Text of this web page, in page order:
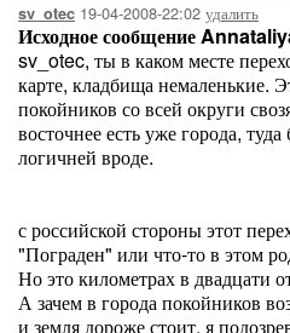
sv_otec 19-04-2008-22:02 удалить
Исходное сообщение
sv_otec, ты в каком месте
карте, кладбища немаленькие.
покойников со всей округи
восточнее есть уже города,
логичней вроде.
с российской стороны этот
"Пограден" или что-то в этом
Но это километрах в двадцати
А зачем в города покойников
и земля дороже стоит. я